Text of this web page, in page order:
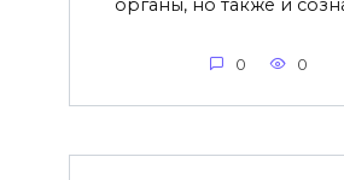
органы, но также и
0 0